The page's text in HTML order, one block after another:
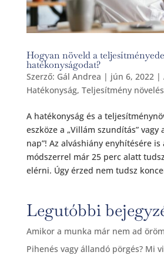
Hogyan növeld a
hatékonyságodat?
Szerző: Gál Andrea | jún 6, 2022|
Hatékonyság, Teljesítmény növelés
A hatékonyság és a
eszköze a „Villám szundítás” vagy
nap”! Az alváshiány enyhítésére is
módszerrel már 25 perc alatt
elérni. Úgy érzed nem tudsz
Legutóbbi
Amikor a munka már nem ad
Pihenés vagy állandó pörgés? Mi